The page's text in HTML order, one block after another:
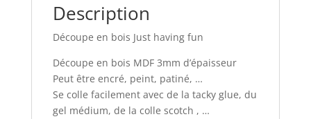
Description
Découpe en bois Just having fun
Découpe en bois MDF 3mm d’épaisseur
Peut être encré, peint, patiné, …
Se colle facilement avec de la tacky glue, du
gel médium, de la colle scotch , …